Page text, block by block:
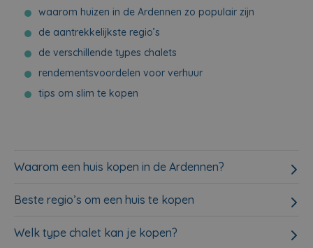
waarom huizen in de Ardennen zo populair zijn
de aantrekkelijkste regio’s
de verschillende types chalets
rendementsvoordelen voor verhuur
tips om slim te kopen
Waarom een huis kopen in de Ardennen?
Beste regio’s om een huis te kopen
Welk type chalet kan je kopen?